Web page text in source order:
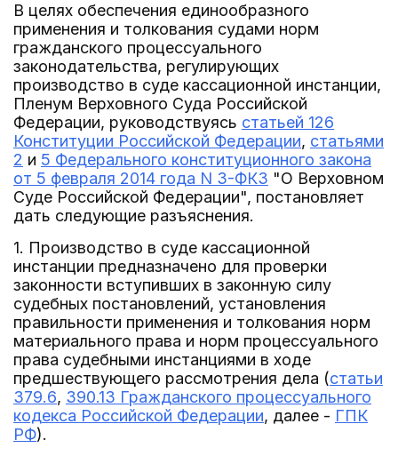
В целях обеспечения единообразного
применения и толкования судами норм
гражданского процессуального
законодательства, регулирующих
производство в суде кассационной инстанции,
Пленум Верховного Суда Российской
Федерации, руководствуясь статьей 126
Конституции Российской Федерации, статьями
2 и 5 Федерального конституционного закона
от 5 февраля 2014 года N 3-ФКЗ "О Верховном
Суде Российской Федерации", постановляет
дать следующие разъяснения.
1. Производство в суде кассационной
инстанции предназначено для проверки
законности вступивших в законную силу
судебных постановлений, установления
правильности применения и толкования норм
материального права и норм процессуального
права судебными инстанциями в ходе
предшествующего рассмотрения дела (статьи
379.6, 390.13 Гражданского процессуального
кодекса Российской Федерации, далее - ГПК
РФ).